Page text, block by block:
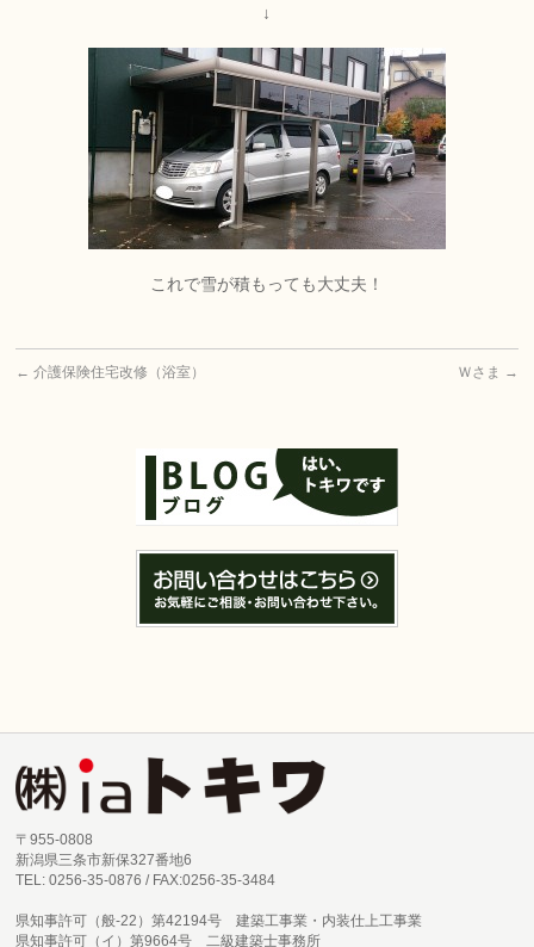
↓
これで雪が積もっても大丈夫！
← 介護保険住宅改修（浴室） Ｗさま →
〒955-0808
新潟県三条市新保327番地6
TEL: 0256-35-0876 / FAX:0256-35-3484
県知事許可（般-22）第42194号 建築工事業・内装仕上工事業
県知事許可（イ）第9664号 二級建築士事務所